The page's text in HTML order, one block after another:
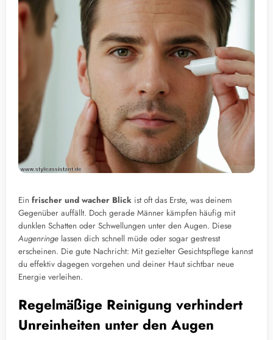
Ein frischer und wacher Blick ist oft das Erste, was deinem
Gegenüber auffällt. Doch gerade Männer kämpfen häufig mit
dunklen Schatten oder Schwellungen unter den Augen. Diese
Augenringe lassen dich schnell müde oder sogar gestresst
erscheinen. Die gute Nachricht: Mit gezielter Gesichtspflege kannst
du effektiv dagegen vorgehen und deiner Haut sichtbar neue
Energie verleihen.
Regelmäßige Reinigung verhindert
Unreinheiten unter den Augen